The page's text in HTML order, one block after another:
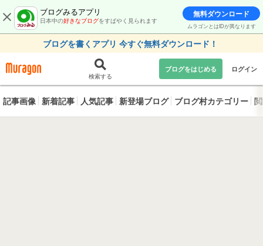
ブログみるアプリ
日本中の好きなブログをすばやく見られます
無料ダウンロード
ムラゴンとはIDが異なります
ブログを書くアプリ 今すぐ無料ダウンロード！
検索する
ブログをはじめる ログイン
記事画像 新着記事 人気記事 新登場ブログ ブログ村カテゴリー